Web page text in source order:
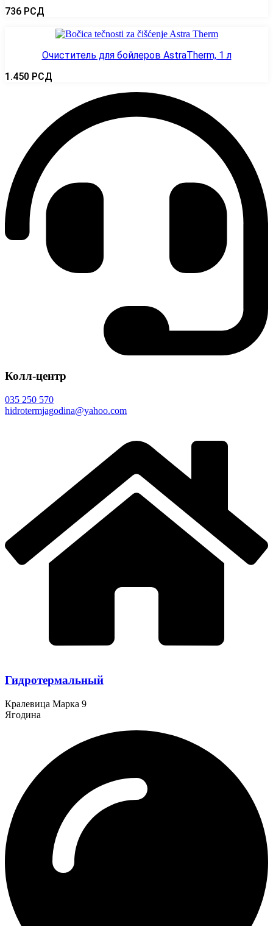
736 РСД
Очиститель для бойлеров AstraTherm, 1 л
1.450 РСД
Колл-центр
035 250 570
hidrotermjagodina@yahoo.com
Гидротермальный
Кралевица Марка 9
Ягодина